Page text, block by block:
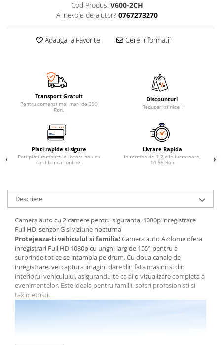
Cod Produs: V600-2CH
Ai nevoie de ajutor? 0767273270
Adauga la Favorite Cere informatii
Transport Gratuit
Pentru comenzi mai mari de 399
Ron.
Discounturi
Reduceri zilnice !
Plati rapide si sigure
Poti plati ramburs la livrare sau cu
card bancar online.
Livrare Rapida
In termen de 1-2 zile lucratoare,
14.99 Ron
Descriere
Camera auto cu 2 camere pentru siguranta, 1080p inregistrare
Full HD, senzor G si viziune nocturna
Protejeaza-ti vehiculul si familia! Camera auto Azdome ofera
inregistrari Full HD 1080p cu unghi larg de 155° pentru a
surprinde tot ce se intampla pe drum. Cu doua canale de
inregistrare, vei captura imagini clare din fata masinii si din
interiorul vehiculului, asigurandu-te ca ai o vizualizare completa a
evenimentelor. Este ideala pentru familii, soferi profesionisti si
taximetristi.